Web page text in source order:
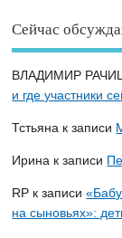
Сейчас
ВЛАДИМИР
и где участники
Тстьяна к записи
Ирина к записи
RP к записи
на сыновьях»: